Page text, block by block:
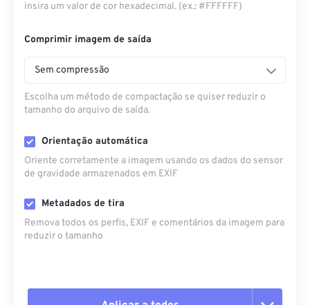
insira um valor de cor hexadecimal. (ex.: #FFFFFF)
Comprimir imagem de saída
Sem compressão
Escolha um método de compactação se quiser reduzir o
tamanho do arquivo de saída.
Orientação automática
Oriente corretamente a imagem usando os dados do sensor
de gravidade armazenados em EXIF
Metadados de tira
Remova todos os perfis, EXIF ​​e comentários da imagem para
reduzir o tamanho